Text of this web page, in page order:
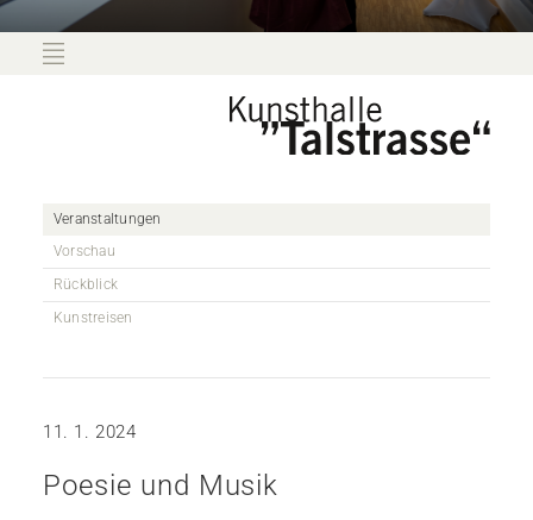
Veranstaltungen
Vorschau
Rückblick
Kunstreisen
11. 1. 2024
Poesie und Musik